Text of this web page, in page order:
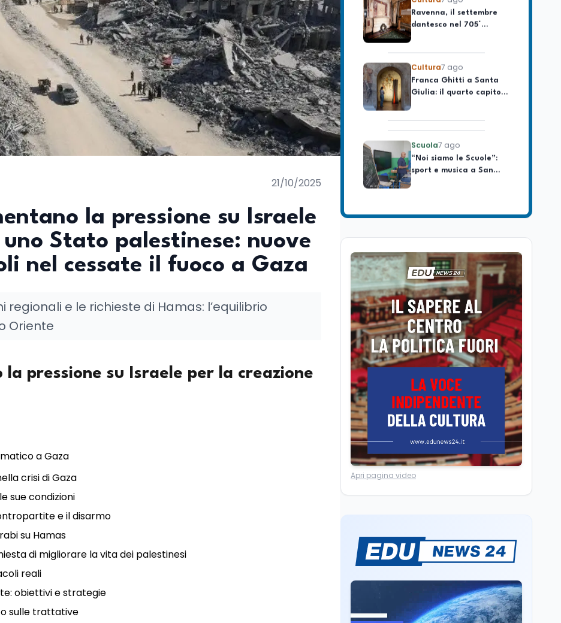
21/10/2025
la pressione su Israele
Stato palestinese: nuove
nel cessate il fuoco a Gaza
e le richieste di Hamas: l’equilibrio
Oriente
pressione su Israele per la creazione
a Gaza
crisi di Gaza
sue condizioni
e il disarmo
su Hamas
di migliorare la vita dei palestinesi
reali
obiettivi e strategie
sulle trattative
longevo dell’Italia
repubblicana
dantesco nel 705°
anniversario della morte
Cultura7 ago
Franca Ghitti a Santa
Giulia: il quarto capitolo
dei Palcoscenici
Scuola7 ago
“Noi siamo le Scuole”:
sport e musica a San
Miniato, STEM a Lerici
Editoriali7 ago
Camere in ferie,
riapertura il 9
settembre tra legge
elettorale e Rai. La
premier Meloni attesa a
Bari il 4 settembre per
celebrare il governo più
longevo dell’Italia
Cultura7 ago
Ravenna, il settembre
dantesco nel 705°
anniversario della morte
del Sommo Poeta
Cultura7 ago
Franca Ghitti a Santa
Giulia: il quarto capitolo
Scuola7 ago
“Noi siamo le Scuole”:
Mondo
Sparatoria a Bangkok:
studente 14enne uccide
Editoriali7 ago
Camere in ferie,
Apri pagina video